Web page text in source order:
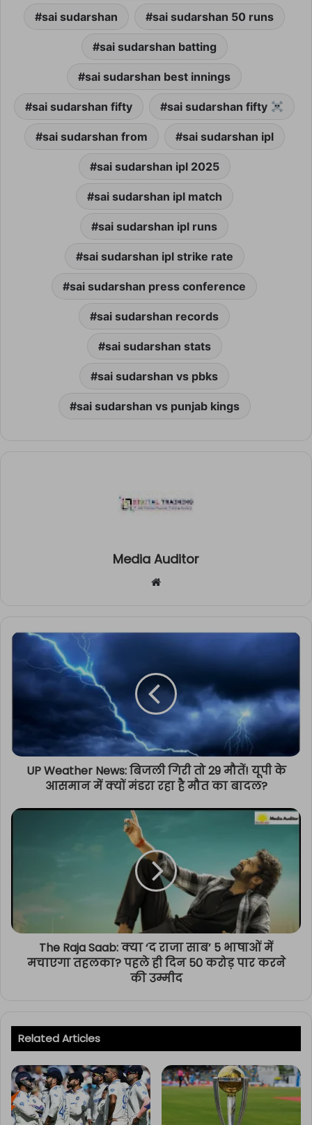
sai sudarshan sai sudarshan 50 runs
sai sudarshan batting
sai sudarshan best innings
sai sudarshan fifty sai sudarshan fifty
sai sudarshan from sai sudarshan ipl
sai sudarshan ipl 2025
sai sudarshan ipl match
sai sudarshan ipl runs
sai sudarshan ipl strike rate
sai sudarshan press conference
sai sudarshan records
sai sudarshan stats
sai sudarshan vs pbks
sai sudarshan vs punjab kings
Media Auditor
Website
UP Weather News: बिजली गिरी तो 29 मौतें! यूपी के
आसमान में क्यों मंडरा रहा है मौत का बादल?
The Raja Saab: क्या ‘द राजा साब’ 5 भाषाओं में
मचाएगा तहलका? पहले ही दिन 50 करोड़ पार करने
की उम्मीद
Related Articles